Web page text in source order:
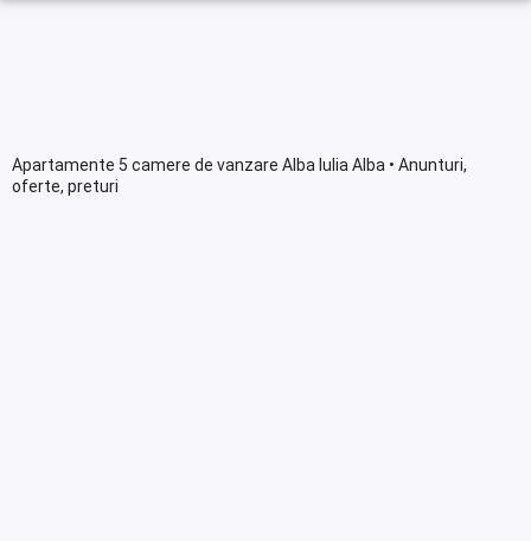
Apartamente 5 camere de vanzare Alba Iulia Alba • Anunturi,
oferte, preturi